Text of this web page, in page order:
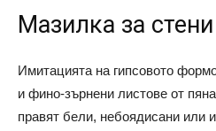
Мазилка за стени
Имитацията на гипсовото
и фино-зърнени листове от
правят бели, небоядисани или